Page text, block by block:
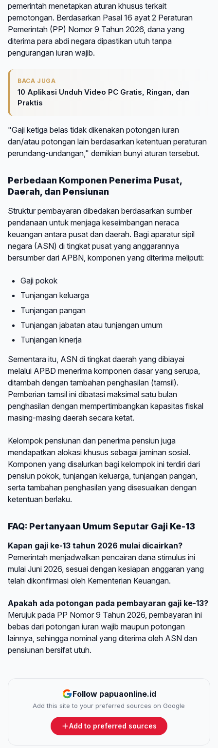
pemerintah menetapkan aturan khusus terkait
pemotongan. Berdasarkan Pasal 16 ayat 2 Peraturan
Pemerintah (PP) Nomor 9 Tahun 2026, dana yang
diterima para abdi negara dipastikan utuh tanpa
pengurangan iuran wajib.
BACA JUGA
10 Aplikasi Unduh Video PC Gratis, Ringan, dan
Praktis
"Gaji ketiga belas tidak dikenakan potongan iuran
dan/atau potongan lain berdasarkan ketentuan peraturan
perundang-undangan," demikian bunyi aturan tersebut.
Perbedaan Komponen Penerima Pusat,
Daerah, dan Pensiunan
Struktur pembayaran dibedakan berdasarkan sumber
pendanaan untuk menjaga keseimbangan neraca
keuangan antara pusat dan daerah. Bagi aparatur sipil
negara (ASN) di tingkat pusat yang anggarannya
bersumber dari APBN, komponen yang diterima meliputi:
Gaji pokok
Tunjangan keluarga
Tunjangan pangan
Tunjangan jabatan atau tunjangan umum
Tunjangan kinerja
Sementara itu, ASN di tingkat daerah yang dibiayai
melalui APBD menerima komponen dasar yang serupa,
ditambah dengan tambahan penghasilan (tamsil).
Pemberian tamsil ini dibatasi maksimal satu bulan
penghasilan dengan mempertimbangkan kapasitas fiskal
masing-masing daerah secara ketat.
Kelompok pensiunan dan penerima pensiun juga
mendapatkan alokasi khusus sebagai jaminan sosial.
Komponen yang disalurkan bagi kelompok ini terdiri dari
pensiun pokok, tunjangan keluarga, tunjangan pangan,
serta tambahan penghasilan yang disesuaikan dengan
ketentuan berlaku.
FAQ: Pertanyaan Umum Seputar Gaji Ke-13
Kapan gaji ke-13 tahun 2026 mulai dicairkan?
Pemerintah menjadwalkan pencairan dana stimulus ini
mulai Juni 2026, sesuai dengan kesiapan anggaran yang
telah dikonfirmasi oleh Kementerian Keuangan.
Apakah ada potongan pada pembayaran gaji ke-13?
Merujuk pada PP Nomor 9 Tahun 2026, pembayaran ini
bebas dari potongan iuran wajib maupun potongan
lainnya, sehingga nominal yang diterima oleh ASN dan
pensiunan bersifat utuh.
Follow papuaonline.id
Add this site to your preferred sources on Google
Add to preferred sources